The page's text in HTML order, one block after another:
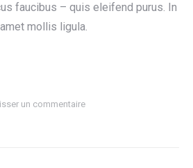
faucibus – quis eleifend purus. In
mollis ligula.
un commentaire